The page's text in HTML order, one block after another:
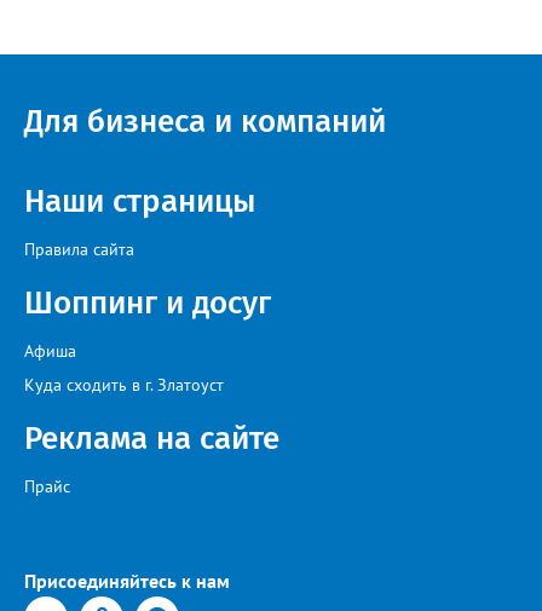
возможность улучшить свои позиции в турнирной таблице и
лидирует «Звезда» из Чебаркуля, в первую тройку также вошли
две челябинские команды – «Спартак» и «Метар».
Для бизнеса и компаний
Наши страницы
Правила сайта
Шоппинг и досуг
Афиша
Куда сходить в г. Златоуст
Реклама на сайте
Прайс
Присоединяйтесь к нам